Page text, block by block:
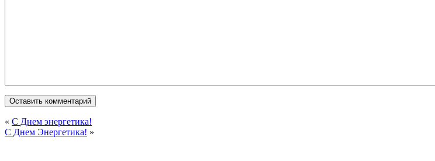
« С Днем энергетика!
С Днем Энергетика! »